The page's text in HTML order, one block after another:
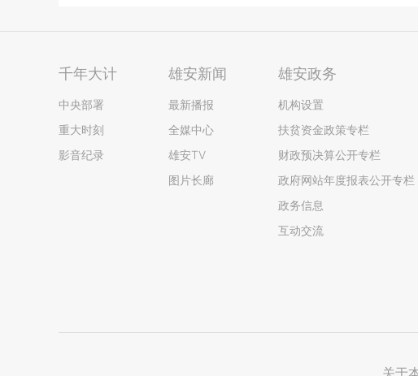
千年大计
中央部署
重大时刻
影音纪录
雄安新闻
最新播报
全媒中心
雄安TV
图片长廊
雄安政务
机构设置
扶贫资金政策专栏
财政预决算公开专栏
政府网站年度报表公开专栏
政务信息
互动交流
关于